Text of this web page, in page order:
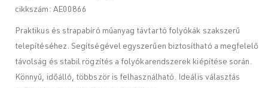
cikkszám: AE00866
Praktikus és strapabíró műanyag távtartó folyókák szakszerű
telepítéséhez. Segítségével egyszerűen biztosítható a megfelelő
távolság és stabil rögzítés a folyókarendszerek kiépítése során.
Könnyű, időálló, többször is felhasználható. Ideális választás